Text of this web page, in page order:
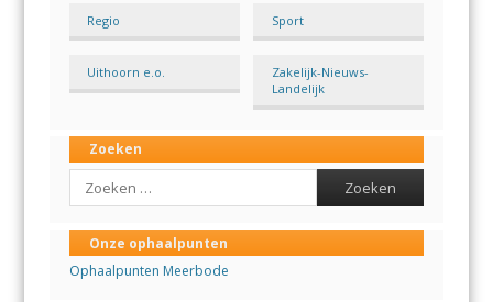
Regio Sport
Uithoorn e.o.
Zakelijk-Nieuws-
Landelijk
Zoeken
Search
Onze ophaalpunten
Ophaalpunten Meerbode